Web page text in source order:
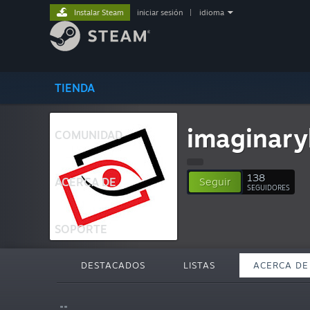
TIENDA
COMUNIDAD
ACERCA DE
SOPORTE
Instalar Steam iniciar sesión idioma
Seguir 138
SEGUIDORES
DESTACADOS LISTAS ACERCA DE